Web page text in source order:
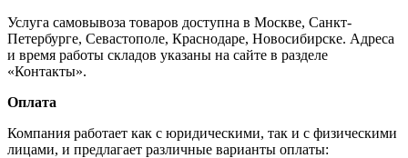
Услуга самовывоза товаров доступна в Москве, Санкт-
Петербурге, Севастополе, Краснодаре, Новосибирске. Адреса
и время работы складов указаны на сайте в разделе
«Контакты».
Оплата
Компания работает как с юридическими, так и с физическими
лицами, и предлагает различные варианты оплаты: